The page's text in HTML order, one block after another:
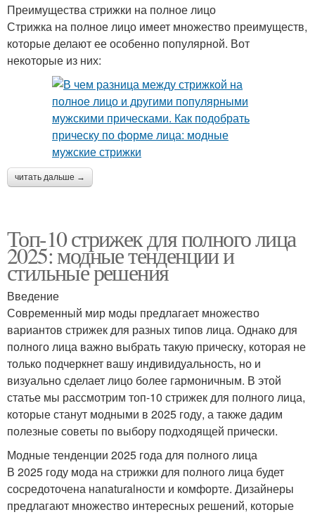
Преимущества стрижки на полное лицо
Стрижка на полное лицо имеет множество преимуществ,
которые делают ее особенно популярной. Вот
некоторые из них:
читать дальше →
Топ-10 стрижек для полного лица
2025: модные тенденции и
стильные решения
Введение
Современный мир моды предлагает множество
вариантов стрижек для разных типов лица. Однако для
полного лица важно выбрать такую прическу, которая не
только подчеркнет вашу индивидуальность, но и
визуально сделает лицо более гармоничным. В этой
статье мы рассмотрим топ-10 стрижек для полного лица,
которые станут модными в 2025 году, а также дадим
полезные советы по выбору подходящей прически.
Модные тенденции 2025 года для полного лица
В 2025 году мода на стрижки для полного лица будет
сосредоточена наnaturalности и комфорте. Дизайнеры
предлагают множество интересных решений, которые